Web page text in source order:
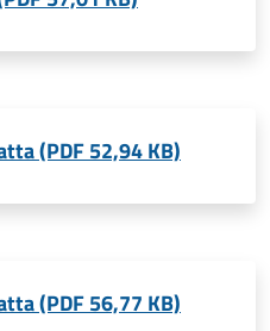
(PDF 52,94 KB)
(PDF 56,77 KB)